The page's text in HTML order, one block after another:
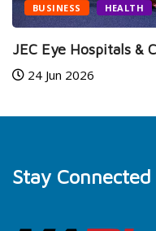
BUSINESS HEALTH
JEC Eye Hospitals &
24 Jun 2026
Stay Connected